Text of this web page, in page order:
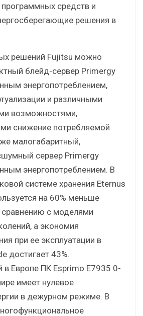
средств и
решения в
решений Fujitsu можно
блейд-сервер Primergy
энергопотреблением,
и различными
возможностями,
снижение потребляемой
малогабаритный,
сервер Primergy
энергопотреблением. В
системе хранения Eternus
на 60% меньше
с моделями
а экономия
при ее эксплуатации в
достигает 43%.
в Европе ПК Esprimo E7935 0-
имеет нулевое
в дежурном режиме. В